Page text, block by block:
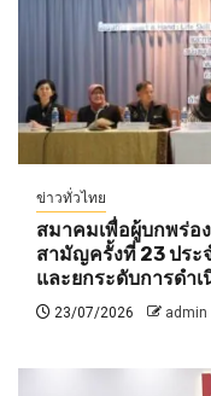
ข่าวทั่วไทย
สมาคมเพื่อผู้บกพร่อ
สามัญครั้งที่ 23 ประ
และยกระดับการดำ
23/07/2026 admin